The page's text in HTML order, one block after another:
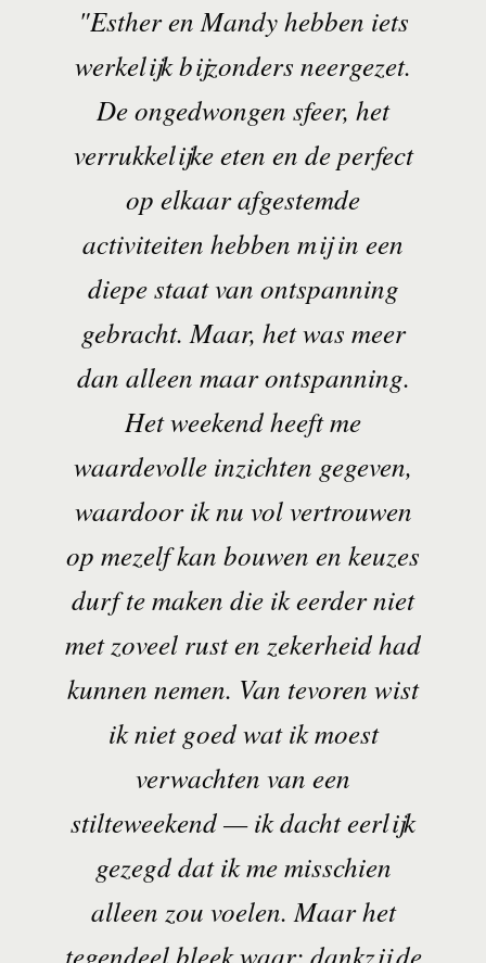
"Esther en Mandy hebben iets
werkelijk bijzonders neergezet.
De ongedwongen sfeer, het
verrukkelijke eten en de perfect
op elkaar afgestemde
activiteiten hebben mij in een
diepe staat van ontspanning
gebracht. Maar, het was meer
dan alleen maar ontspanning.
Het weekend heeft me
waardevolle inzichten gegeven,
waardoor ik nu vol vertrouwen
op mezelf kan bouwen en keuzes
durf te maken die ik eerder niet
met zoveel rust en zekerheid had
kunnen nemen. Van tevoren wist
ik niet goed wat ik moest
verwachten van een
stilteweekend — ik dacht eerlijk
gezegd dat ik me misschien
alleen zou voelen. Maar het
tegendeel bleek waar: dankzij de